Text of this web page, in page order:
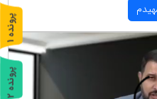
پ
ر
و
ن
د
ه
1
پ
ر
و
ن
د
ه
2